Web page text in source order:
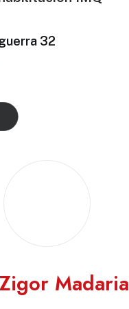
Madaria
32